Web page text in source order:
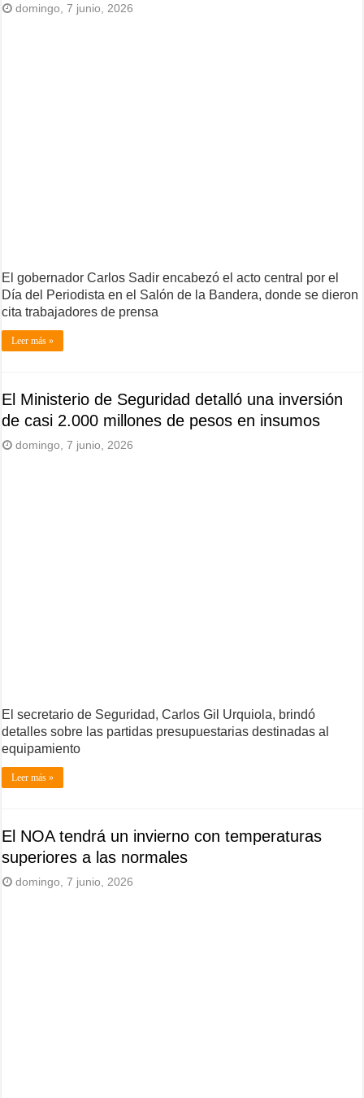
domingo, 7 junio, 2026
El gobernador Carlos Sadir encabezó el acto central por el
Día del Periodista en el Salón de la Bandera, donde se dieron
cita trabajadores de prensa
Leer más »
El Ministerio de Seguridad detalló una inversión
de casi 2.000 millones de pesos en insumos
domingo, 7 junio, 2026
El secretario de Seguridad, Carlos Gil Urquiola, brindó
detalles sobre las partidas presupuestarias destinadas al
equipamiento
Leer más »
El NOA tendrá un invierno con temperaturas
superiores a las normales
domingo, 7 junio, 2026